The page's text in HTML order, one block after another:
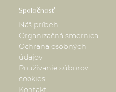
Spoločnosť
Náš príbeh
Organizačná smernica
Ochrana osobných
údajov
Používanie súborov
cookies
Kontakt